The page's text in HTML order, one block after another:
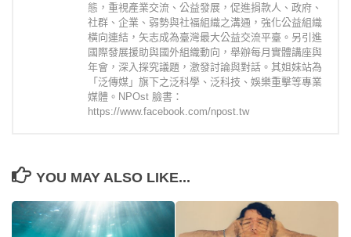
態，重視產業交流、公益發展，促進捐款人、政府、
社群、企業、弱勢與社福組織之溝通，強化公益組織
橫向連結，矢志成為臺灣最大公益交流平臺。另引進
國際發展援助與國外組織動向，舉辦每月實體講座與
年會，深入探究議題，激發討論與對話。其姐妹站為
「泛傳媒」旗下之泛科學、泛科技、娛樂重擊等專業
媒體。NPOst 臉書：
https://www.facebook.com/npost.tw
YOU MAY ALSO LIKE...